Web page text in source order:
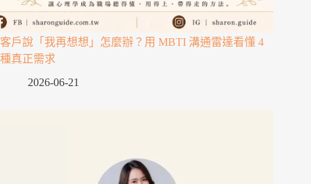
客戶說「我再想想」怎麼辦？用 MBTI 溝通雷達看懂 4
種真正需求
2026-06-21